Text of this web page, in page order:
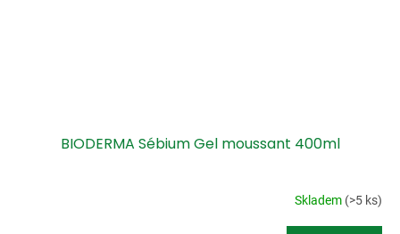
BIODERMA Sébium Gel moussant 400ml
Skladem (>5 ks)